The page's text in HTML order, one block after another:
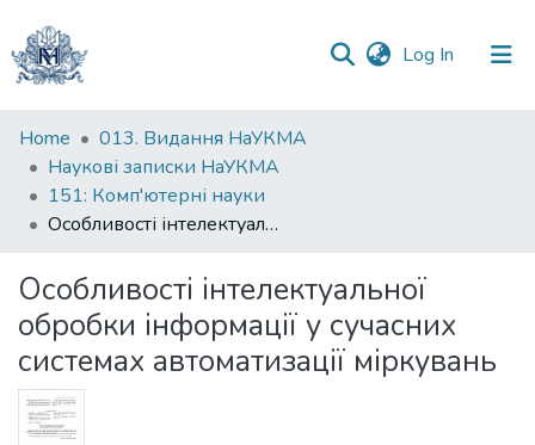
Log In (current)
Communities
&
Collections
Statistics
Home
013. Видання НаУКМА
Наукові записки НаУКМА
151: Комп'ютерні науки
Особливості інтелектуальної обробки інформації у сучасних системах автоматизації міркувань
Особливості інтелектуальної
обробки інформації у сучасних
системах автоматизації міркувань